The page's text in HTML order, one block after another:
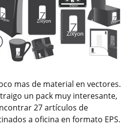
mas de material en vectores.
un pack muy interesante,
27 artículos de
a oficina en formato EPS.